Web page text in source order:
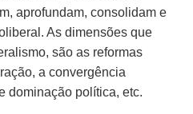
aprofundam, consolidam e
As dimensões que
são as reformas
a convergência
dominação política, etc.